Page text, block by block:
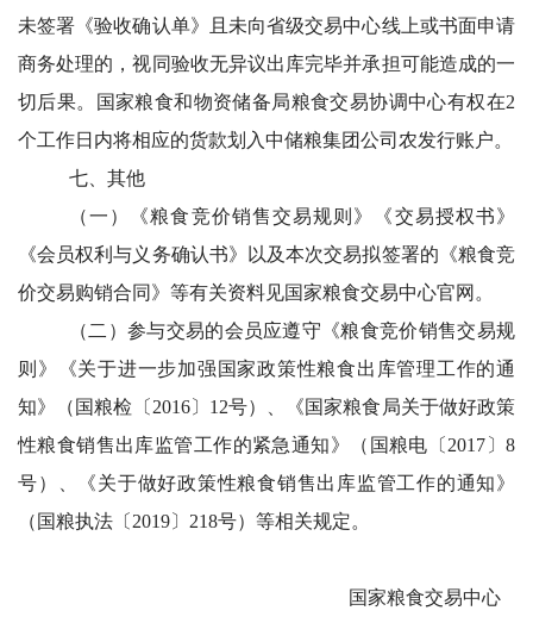
未签署《验收确认单》且未向省级交易中心线上或书面申请
商务处理的，视同验收无异议出库完毕并承担可能造成的一
切后果。国家粮食和物资储备局粮食交易协调中心有权在2
个工作日内将相应的货款划入中储粮集团公司农发行账户。
七、其他
（一）《粮食竞价销售交易规则》《交易授权书》
《会员权利与义务确认书》以及本次交易拟签署的《粮食竞
价交易购销合同》等有关资料见国家粮食交易中心官网。
（二）参与交易的会员应遵守《粮食竞价销售交易规
则》《关于进一步加强国家政策性粮食出库管理工作的通
知》（国粮检〔2016〕12号）、《国家粮食局关于做好政策
性粮食销售出库监管工作的紧急通知》（国粮电〔2017〕8
号）、《关于做好政策性粮食销售出库监管工作的通知》
（国粮执法〔2019〕218号）等相关规定。
国家粮食交易中心